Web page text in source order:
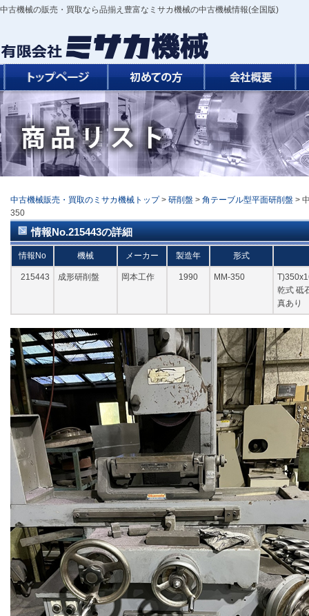
中古機械の販売・買取なら品揃え豊富なミサカ機械の中古機械情報(全国版)
中古機械販売・買取のミサカ機械トップ > 研削盤 > 角テーブル型平面研削盤 >
350
情報No.215443の詳細
情報No 機械 メーカー 製造年 形式
215443 成形研削盤 岡本工作 1990 MM-350
乾式 砥
真あり